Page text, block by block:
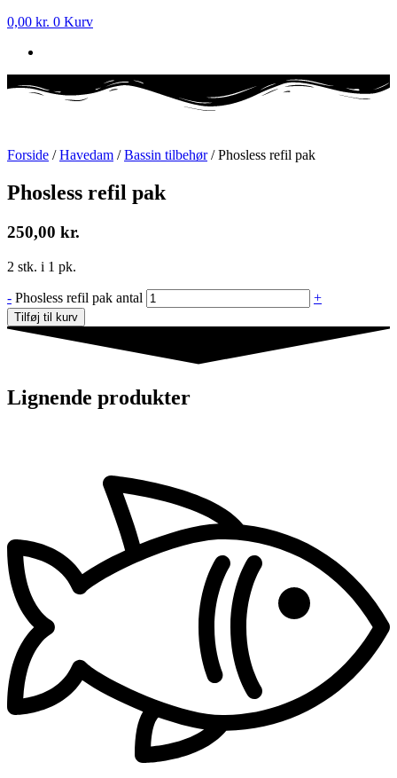
0,00 kr. 0 Kurv
Forside /Havedam /Bassin tilbehør/ Phosless refil pak
Phosless refil pak
250,00 kr.
2 stk. i 1 pk.
- Phosless refil pak antal +
Tilføj til kurv
Lignende produkter